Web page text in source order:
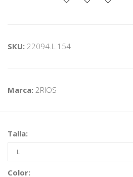
SKU: 22094.L.154
Marca: 2RIOS
Talla:
Color: